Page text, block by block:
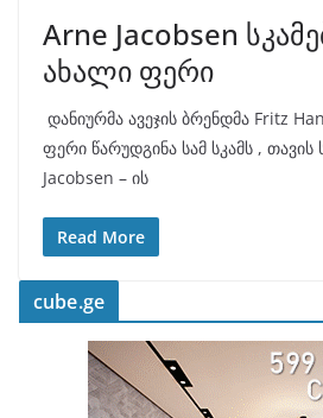
Arne Jacobsen
ახალი ფერი
დანიურმა ავეჯის ბრენდმა Fritz
ფერი წარუდგინა სამ სკამს ,
Jacobsen – ის
Read More
cube.ge